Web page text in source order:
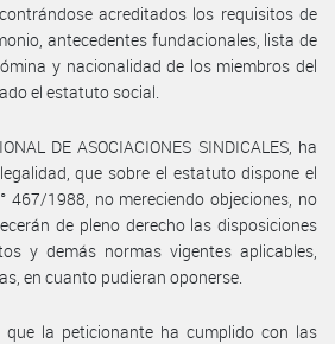
acreditados los requisitos de
antecedentes fundacionales, lista de
y nacionalidad de los miembros del
el estatuto social.
DE ASOCIACIONES SINDICALES, ha
que sobre el estatuto dispone el
467/1988, no mereciendo objeciones, no
de pleno derecho las disposiciones
y demás normas vigentes aplicables,
en cuanto pudieran oponerse.
que la peticionante ha cumplido con las